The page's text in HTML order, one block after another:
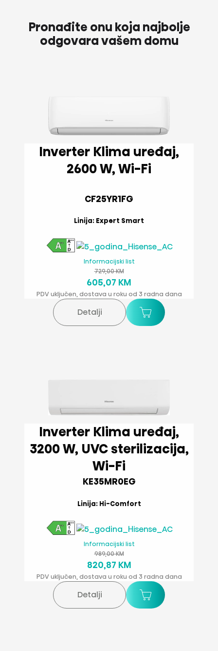
Pronađite onu koja najbolje
odgovara vašem domu
Inverter Klima uređaj,
2600 W, Wi-Fi
CF25YR1FG
Linija: Expert Smart
Informacijski list
729,00 KM
605,07 KM
PDV uključen, dostava u roku od 3 radna dana
Detalji
Inverter Klima uređaj,
3200 W, UVC sterilizacija,
Wi-Fi
KE35MR0EG
Linija: Hi-Comfort
Informacijski list
989,00 KM
820,87 KM
PDV uključen, dostava u roku od 3 radna dana
Detalji